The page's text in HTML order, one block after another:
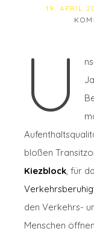
19. APRIL
U
bloßen
Kiezblock, für
den Verkehrs-
Menschen